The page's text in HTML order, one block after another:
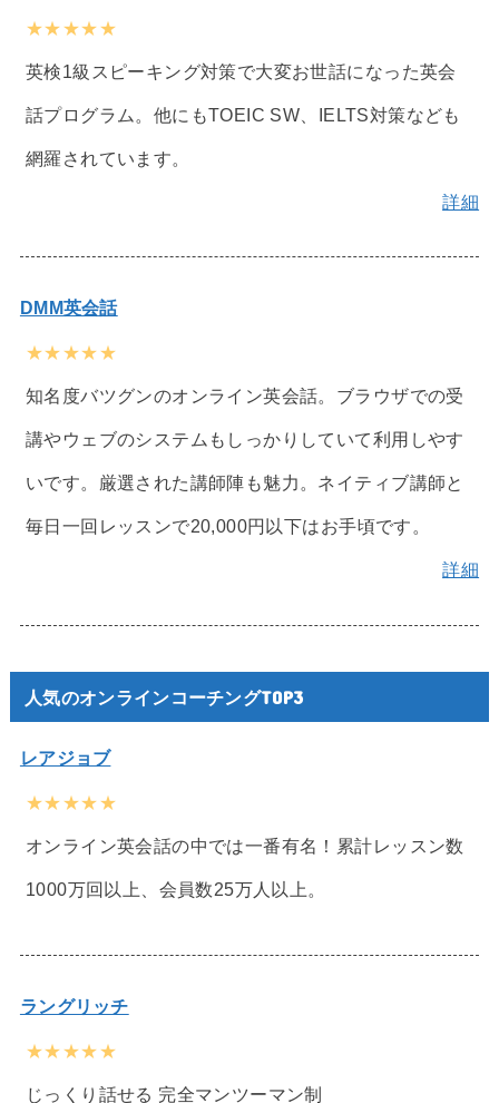
★★★★★
英検1級スピーキング対策で大変お世話になった英会
話プログラム。他にもTOEIC SW、IELTS対策なども
網羅されています。
詳細
DMM英会話
★★★★★
知名度バツグンのオンライン英会話。ブラウザでの受
講やウェブのシステムもしっかりしていて利用しやす
いです。厳選された講師陣も魅力。ネイティブ講師と
毎日一回レッスンで20,000円以下はお手頃です。
詳細
人気のオンラインコーチングTOP3
レアジョブ
★★★★★
オンライン英会話の中では一番有名！累計レッスン数
1000万回以上、会員数25万人以上。
ラングリッチ
★★★★★
じっくり話せる 完全マンツーマン制